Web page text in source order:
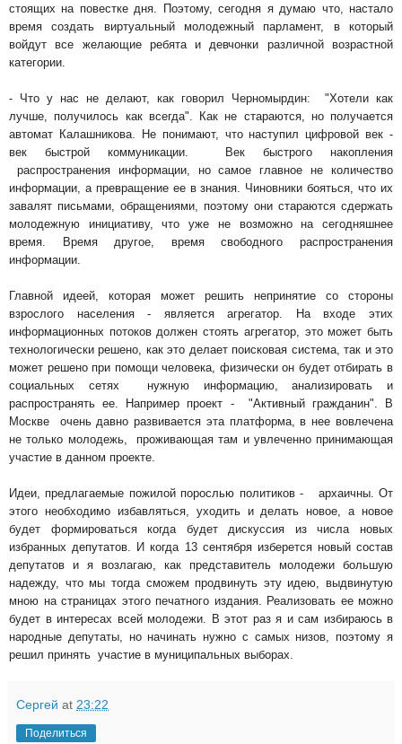
стоящих на повестке дня. Поэтому, сегодня я думаю что, настало
время создать виртуальный молодежный парламент, в который
войдут все желающие ребята и девчонки различной возрастной
категории.
- Что у нас не делают, как говорил Черномырдин: "Хотели как
лучше, получилось как всегда". Как не стараются, но получается
автомат Калашникова. Не понимают, что наступил цифровой век -
век быстрой коммуникации. Век быстрого накопления
распространения информации, но самое главное не количество
информации, а превращение ее в знания. Чиновники бояться, что их
завалят письмами, обращениями, поэтому они стараются сдержать
молодежную инициативу, что уже не возможно на сегодняшнее
время. Время другое, время свободного распространения
информации.
Главной идеей, которая может решить непринятие со стороны
взрослого населения - является агрегатор. На входе этих
информационных потоков должен стоять агрегатор, это может быть
технологически решено, как это делает поисковая система, так и это
может решено при помощи человека, физически он будет отбирать в
социальных сетях нужную информацию, анализировать и
распространять ее. Например проект - "Активный гражданин". В
Москве очень давно развивается эта платформа, в нее вовлечена
не только молодежь, проживающая там и увлеченно принимающая
участие в данном проекте.
Идеи, предлагаемые пожилой порослью политиков - архаичны. От
этого необходимо избавляться, уходить и делать новое, а новое
будет формироваться когда будет дискуссия из числа новых
избранных депутатов. И когда 13 сентября изберется новый состав
депутатов и я возлагаю, как представитель молодежи большую
надежду, что мы тогда сможем продвинуть эту идею, выдвинутую
мною на страницах этого печатного издания. Реализовать ее можно
будет в интересах всей молодежи. В этот раз я и сам избираюсь в
народные депутаты, но начинать нужно с самых низов, поэтому я
решил принять участие в муниципальных выборах.
Сергей at 23:22
Поделиться